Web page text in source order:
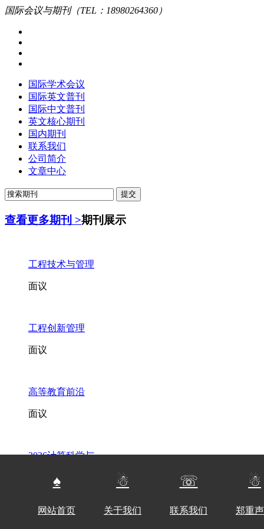
国际会议与期刊（TEL：18980264360）
国际学术会议
国际英文普刊
国际中文普刊
英文核心期刊
国内期刊
联系我们
公司简介
文章中心
查看更多期刊 >期刊展示
工程技术与管理
面议
工程创新管理
面议
高等教育前沿
面议
2026计算科学与.
♠
网站首页
☃
关于我们
☏
联系我们
☃
郑重